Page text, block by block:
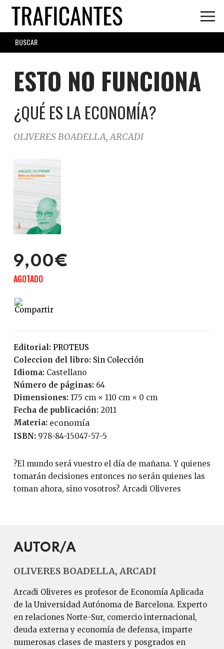
Skip
main
content
SEARCH
FORM
ESTO NO FUNCIONA
¿QUÉ ES LA ECONOMÍA?
OLIVERES BOADELLA, ARCADI
9,00€
AGOTADO
Editorial:
PROTEUS
Coleccion del libro:
Sin Colección
Idioma:
Castellano
Número de páginas:
64
Dimensiones: 175 cm × 110 cm × 0 cm
Fecha de publicación:
2011
Materia: economía
ISBN: 978-84-15047-57-5
?El mundo será vuestro el día de mañana. Y quienes
tomarán decisiones entonces no serán quienes las
toman ahora, sino vosotros?. Arcadi Oliveres
AUTOR/A
OLIVERES BOADELLA, ARCADI
Arcadi Oliveres es profesor de Economía Aplicada
de la Universidad Autónoma de Barcelona. Experto
en relaciones Norte-Sur, comercio internacional,
deuda externa y economía de defensa, imparte
numerosas clases de masters y posgrados en